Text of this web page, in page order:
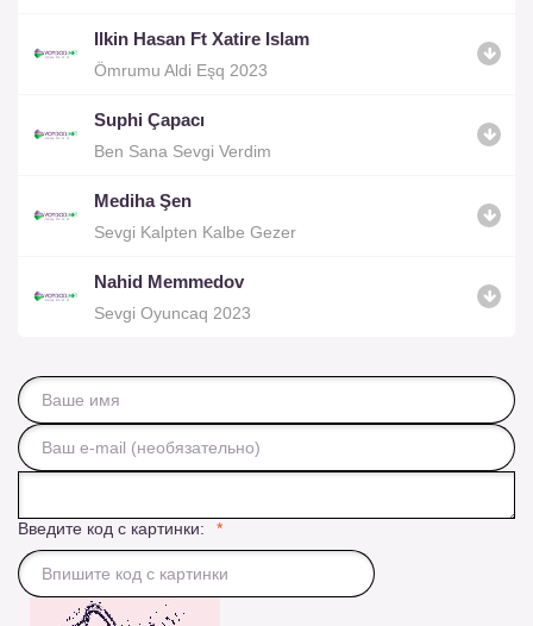
Ilkin Hasan Ft Xatire Islam
Ömrumu Aldi Eşq 2023
Suphi Çapacı
Ben Sana Sevgi Verdim
Mediha Şen
Sevgi Kalpten Kalbe Gezer
Nahid Memmedov
Sevgi Oyuncaq 2023
Введите код с картинки: